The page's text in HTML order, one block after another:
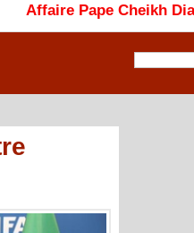
Cheikh Diallo : 13